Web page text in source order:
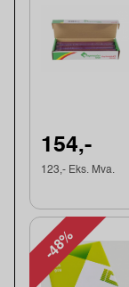
154,-
123,- Eks. Mva.
-48%